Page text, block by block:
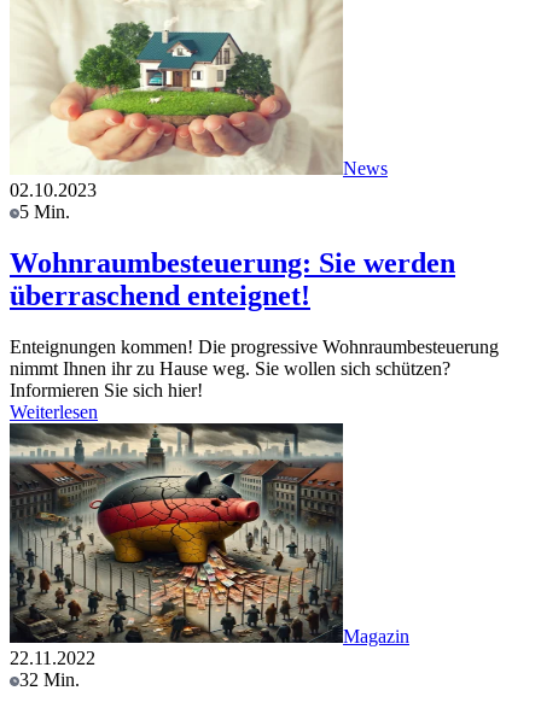
News
02.10.2023
5 Min.
Wohnraumbesteuerung: Sie werden
überraschend enteignet!
Enteignungen kommen! Die progressive Wohnraumbesteuerung
nimmt Ihnen ihr zu Hause weg. Sie wollen sich schützen?
Informieren Sie sich hier!
Weiterlesen
Magazin
22.11.2022
32 Min.